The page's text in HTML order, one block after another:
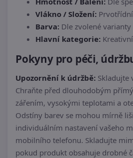
Vlákno / Složení:
Barva: Dle zvolené varianty
Hlavní kategorie: Kreativní
Pokyny pro péči,
Upozornění k údržbě: Skladujte
Chraňte před dlouhodobým
zářením, vysokými teplotami a
Odstíny barev se mohou mírně
individuálním nastavení vašeho
mobilního telefonu. Skladujte
pokud produkt obsahuje drobné